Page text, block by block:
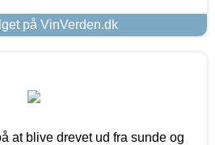
på VinVerden.dk
at blive drevet ud fra sunde og